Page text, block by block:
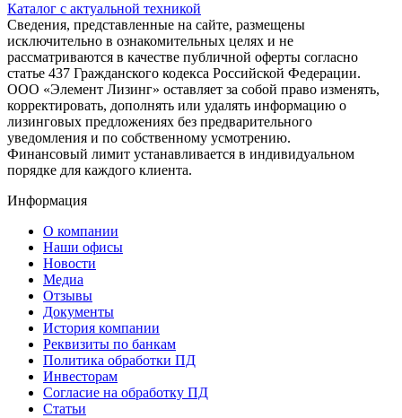
Каталог с актуальной техникой
Сведения, представленные на сайте, размещены
исключительно в ознакомительных целях и не
рассматриваются в качестве публичной оферты согласно
статье 437 Гражданского кодекса Российской Федерации.
ООО «Элемент Лизинг» оставляет за собой право изменять,
корректировать, дополнять или удалять информацию о
лизинговых предложениях без предварительного
уведомления и по собственному усмотрению.
Финансовый лимит устанавливается в индивидуальном
порядке для каждого клиента.
Информация
О компании
Наши офисы
Новости
Медиа
Отзывы
Документы
История компании
Реквизиты по банкам
Политика обработки ПД
Инвесторам
Согласие на обработку ПД
Статьи